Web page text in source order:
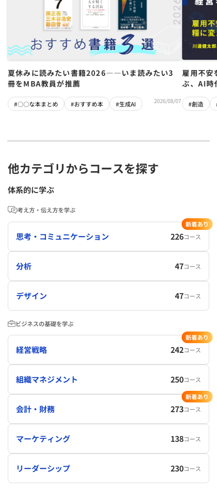
夏休みに読みたい書籍2026――いま読みたい3
冊をMBA教員が推薦
#〇〇な本まとめ #おすすめ本 #生成AI 2026/08/07
雇用不
ぶ、AI時
#創造
他カテゴリからコースを探す
体系的に学ぶ
考え方・伝え方を学ぶ
思考・コミュニケーション 226コース
新着あり
分析 47コース
デザイン 47コース
ビジネスの基礎を学ぶ
経営戦略 242コース
新着あり
組織マネジメント 250コース
会計・財務 273コース
新着あり
マーケティング 138コース
リーダーシップ 230コース